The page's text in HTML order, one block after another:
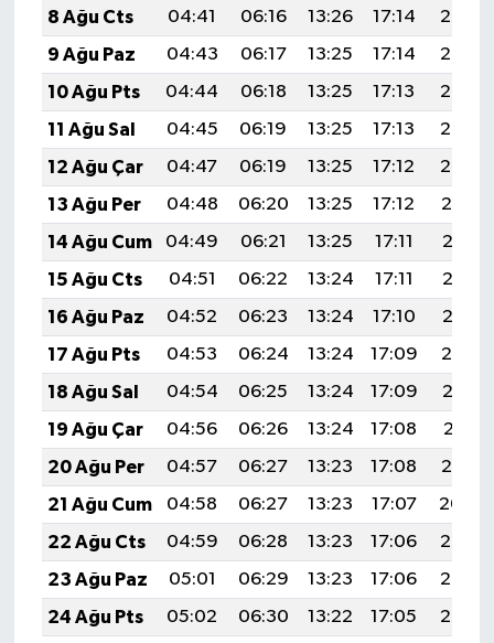
8 Ağu Cts
04:41 06:16 13:26 17:14
20:25
9 Ağu Paz
04:43 06:17 13:25 17:14
20:24
10 Ağu Pts
04:44 06:18 13:25 17:13
20:23
11 Ağu Sal
04:45 06:19 13:25 17:13
20:22
12 Ağu Çar
04:47 06:19 13:25 17:12
20:20
13 Ağu Per
04:48 06:20 13:25 17:12
20:19
14 Ağu Cum
04:49 06:21 13:25 17:11
20:18
15 Ağu Cts
04:51 06:22 13:24 17:11
20:17
16 Ağu Paz
04:52 06:23 13:24 17:10
20:15
17 Ağu Pts
04:53 06:24 13:24 17:09
20:14
18 Ağu Sal
04:54 06:25 13:24 17:09
20:13
19 Ağu Çar
04:56 06:26 13:24 17:08
20:11
20 Ağu Per
04:57 06:27 13:23 17:08
20:10
21 Ağu Cum
04:58 06:27 13:23 17:07
20:09
22 Ağu Cts
04:59 06:28 13:23 17:06
20:07
23 Ağu Paz
05:01 06:29 13:23 17:06
20:06
24 Ağu Pts
05:02 06:30 13:22 17:05
20:05